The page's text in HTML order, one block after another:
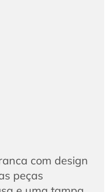
com design
peças